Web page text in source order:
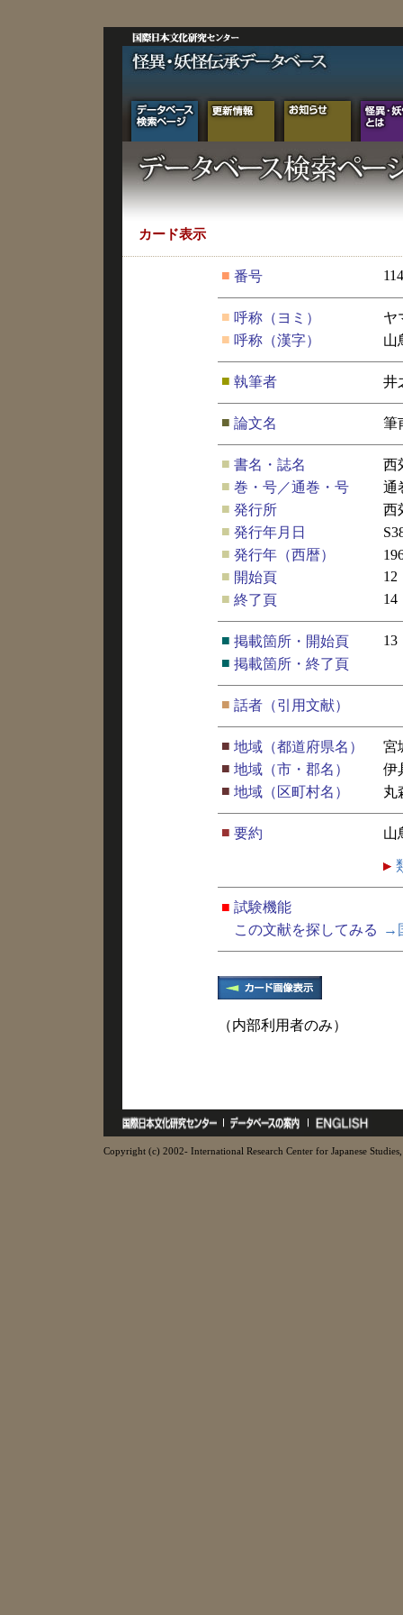
カード表示
■ 番号
■ 呼称（ヨミ）
ヤ
■ 呼称（漢字） 山
■ 執筆者 井
■ 論文名 筆
■ 書名・誌名
西
■ 巻・号／通巻・号
通
■ 発行所
西
■ 発行年月日
■ 発行年（西暦）
■ 開始頁
12
■ 終了頁 14
■ 掲載箇所・開始頁
13
■ 掲載箇所・終了頁
■ 話者（引用文献）
■ 地域（都道府県名）
宮
■ 地域（市・郡名）
伊
■ 地域（区町村名） 丸
■ 要約 山
■ 試験機能
この文献を探してみる
→
（内部利用者のみ）
Copyright (c) 2002- International Research Center for Japanese